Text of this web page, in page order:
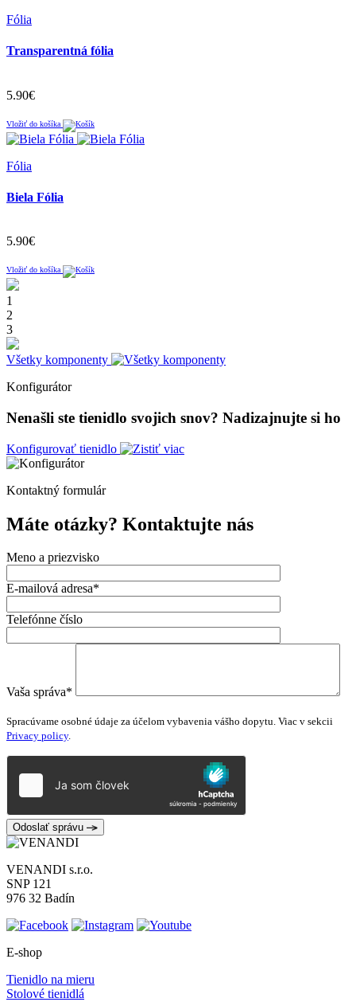
Fólia
Transparentná fólia
5.90€
Vložiť do košíka
Fólia
Biela Fólia
5.90€
Vložiť do košíka
1
2
3
Všetky komponenty
Konfigurátor
Nenašli ste tienidlo svojich snov? Nadizajnujte si ho
Konfigurovať tienidlo
Kontaktný formulár
Máte otázky? Kontaktujte nás
Meno a priezvisko
E-mailová adresa*
Telefónne číslo
Vaša správa*
leave
this
Spracúvame osobné údaje za účelom vybavenia vášho dopytu. Viac v sekcii
Privacy policy.
Odoslať správu
VENANDI s.r.o.
SNP 121
976 32 Badín
E-shop
Tienidlo na mieru
Stolové tienidlá